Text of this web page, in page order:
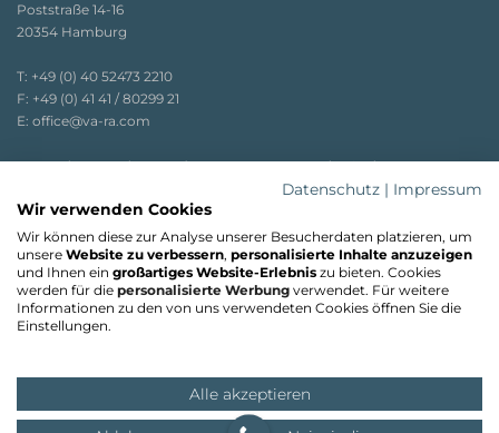
Poststraße 14-16
20354 Hamburg
T: +49 (0) 40 52473 2210
F: +49 (0) 41 41 / 80299 21
E: office@va-ra.com
Faxe und Post werden zentral an unserem Hauptstandort Stade
VON ALLWÖRDEN Rechtsanwälte
214Bewertungen auf ProvenExpert.com
Datenschutz | Impressum
Wir verwenden Cookies
Wir können diese zur Analyse unserer Besucherdaten platzieren, um
unsere Website zu verbessern, personalisierte Inhalte anzuzeigen
und Ihnen ein großartiges Website-Erlebnis zu bieten. Cookies
werden für die personalisierte Werbung verwendet. Für weitere
Informationen zu den von uns verwendeten Cookies öffnen Sie die
Einstellungen.
Alle akzeptieren